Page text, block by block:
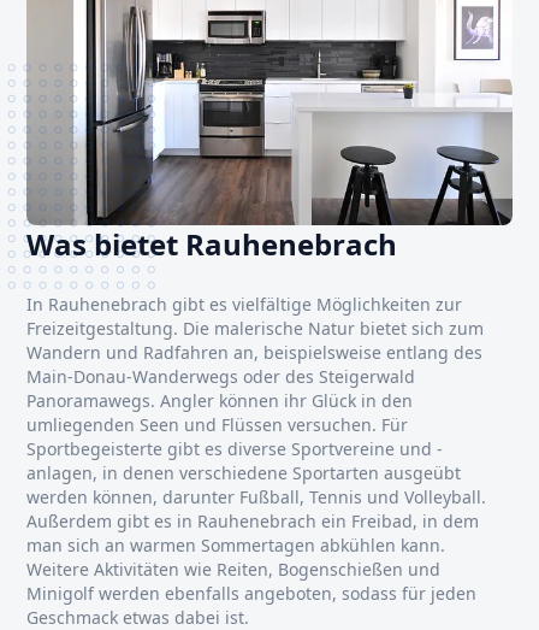
Was bietet Rauhenebrach
In Rauhenebrach gibt es vielfältige Möglichkeiten zur
Freizeitgestaltung. Die malerische Natur bietet sich zum
Wandern und Radfahren an, beispielsweise entlang des
Main-Donau-Wanderwegs oder des Steigerwald
Panoramawegs. Angler können ihr Glück in den
umliegenden Seen und Flüssen versuchen. Für
Sportbegeisterte gibt es diverse Sportvereine und -
anlagen, in denen verschiedene Sportarten ausgeübt
werden können, darunter Fußball, Tennis und Volleyball.
Außerdem gibt es in Rauhenebrach ein Freibad, in dem
man sich an warmen Sommertagen abkühlen kann.
Weitere Aktivitäten wie Reiten, Bogenschießen und
Minigolf werden ebenfalls angeboten, sodass für jeden
Geschmack etwas dabei ist.